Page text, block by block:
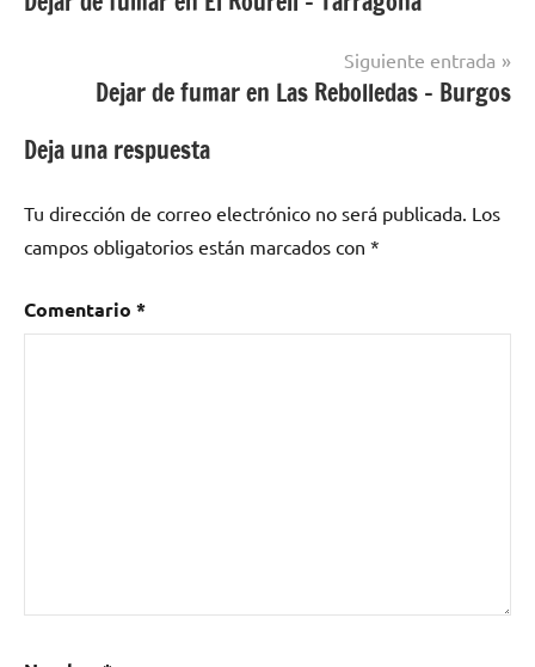
de
Siguiente entrada
Dejar de fumar en Las Rebolledas – Burgos
Deja una respuesta
Tu dirección de correo electrónico no será publicada. Los
campos obligatorios están marcados con *
Comentario *